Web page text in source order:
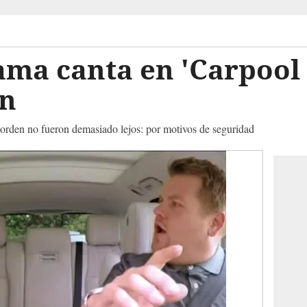
canta en
no fueron demasiado lejos: por motivos de seguridad